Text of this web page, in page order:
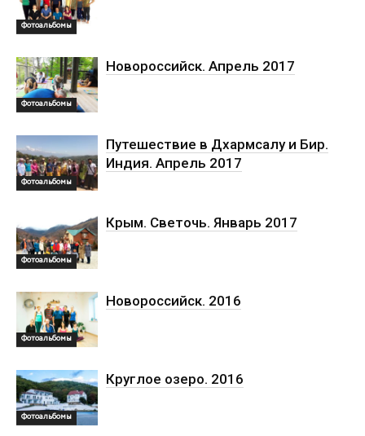
Фотоальбомы
Фотоальбомы
Новороссийск. Апрель 2017
Фотоальбомы
Путешествие в Дхармсалу и Бир.
Индия. Апрель 2017
Фотоальбомы
Крым. Светочь. Январь 2017
Фотоальбомы
Новороссийск. 2016
Фотоальбомы
Круглое озеро. 2016